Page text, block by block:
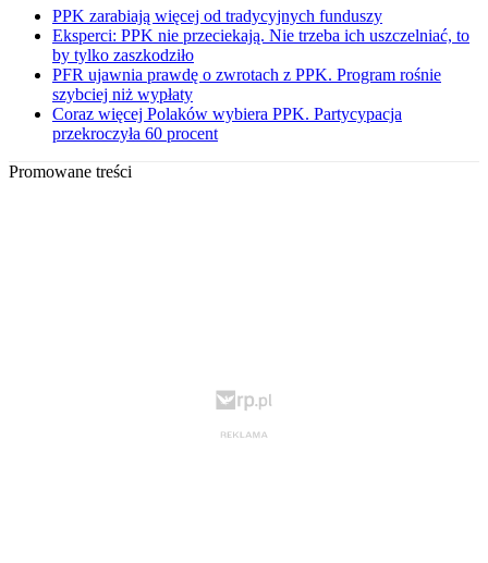
PPK zarabiają więcej od tradycyjnych funduszy
Eksperci: PPK nie przeciekają. Nie trzeba ich uszczelniać, to
by tylko zaszkodziło
PFR ujawnia prawdę o zwrotach z PPK. Program rośnie
szybciej niż wypłaty
Coraz więcej Polaków wybiera PPK. Partycypacja
przekroczyła 60 procent
Promowane treści